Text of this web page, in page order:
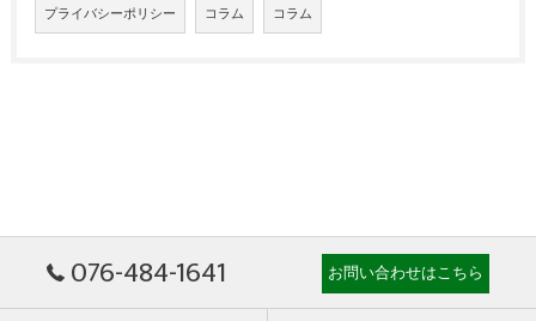
プライバシーポリシー コラム コラム
076-484-1641 お問い合わせはこちら